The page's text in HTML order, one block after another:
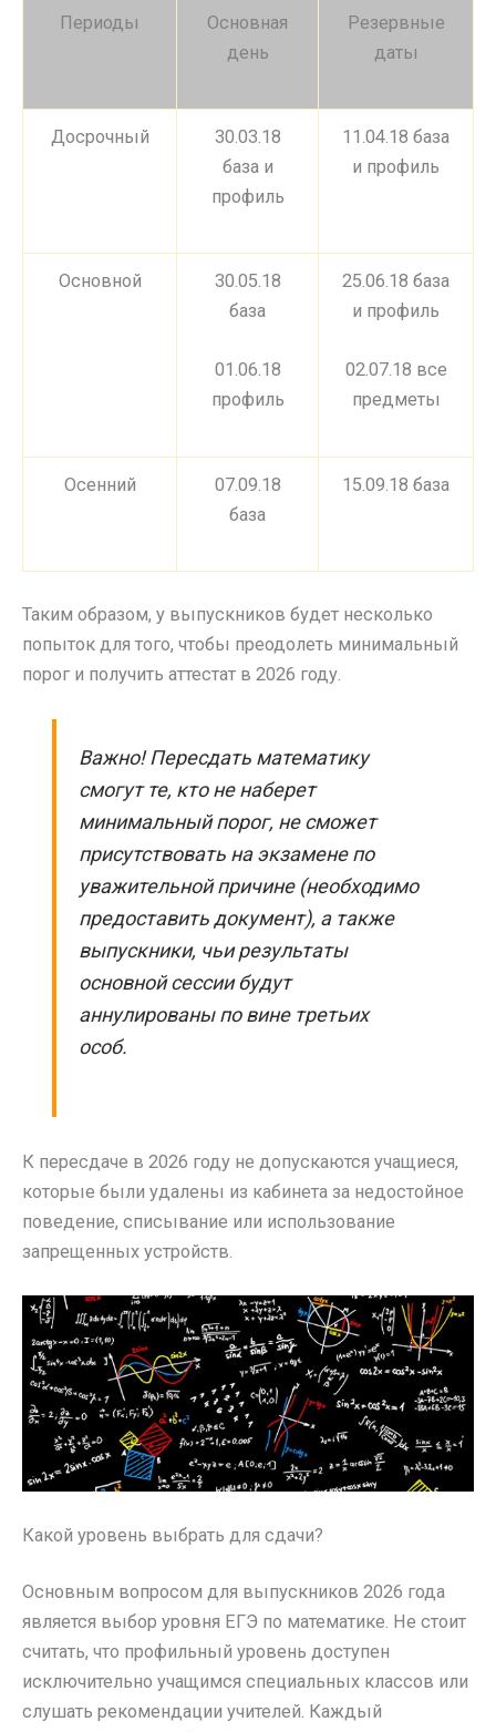
Периоды
Основная
день
Резервные
даты
Досрочный
30.03.18
база и
профиль
11.04.18 база
и профиль
Основной
30.05.18
база
01.06.18
профиль
25.06.18 база
и профиль
02.07.18 все
предметы
Осенний
07.09.18
база
15.09.18 база
Таким образом, у выпускников будет несколько
попыток для того, чтобы преодолеть минимальный
порог и получить аттестат в 2026 году.
Важно! Пересдать математику
смогут те, кто не наберет
минимальный порог, не сможет
присутствовать на экзамене по
уважительной причине (необходимо
предоставить документ), а также
выпускники, чьи результаты
основной сессии будут
аннулированы по вине третьих
особ.
К пересдаче в 2026 году не допускаются учащиеся,
которые были удалены из кабинета за недостойное
поведение, списывание или использование
запрещенных устройств.
Какой уровень выбрать для сдачи?
Основным вопросом для выпускников 2026 года
является выбор уровня ЕГЭ по математике. Не стоит
считать, что профильный уровень доступен
исключительно учащимся специальных классов или
слушать рекомендации учителей. Каждый